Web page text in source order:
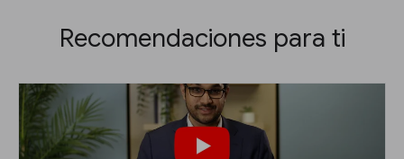
Recomendaciones para ti